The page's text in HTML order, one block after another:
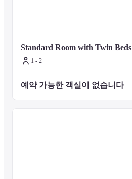
Standard Room with Twin Beds
1 - 2
예약 가능한 객실이 없습니다